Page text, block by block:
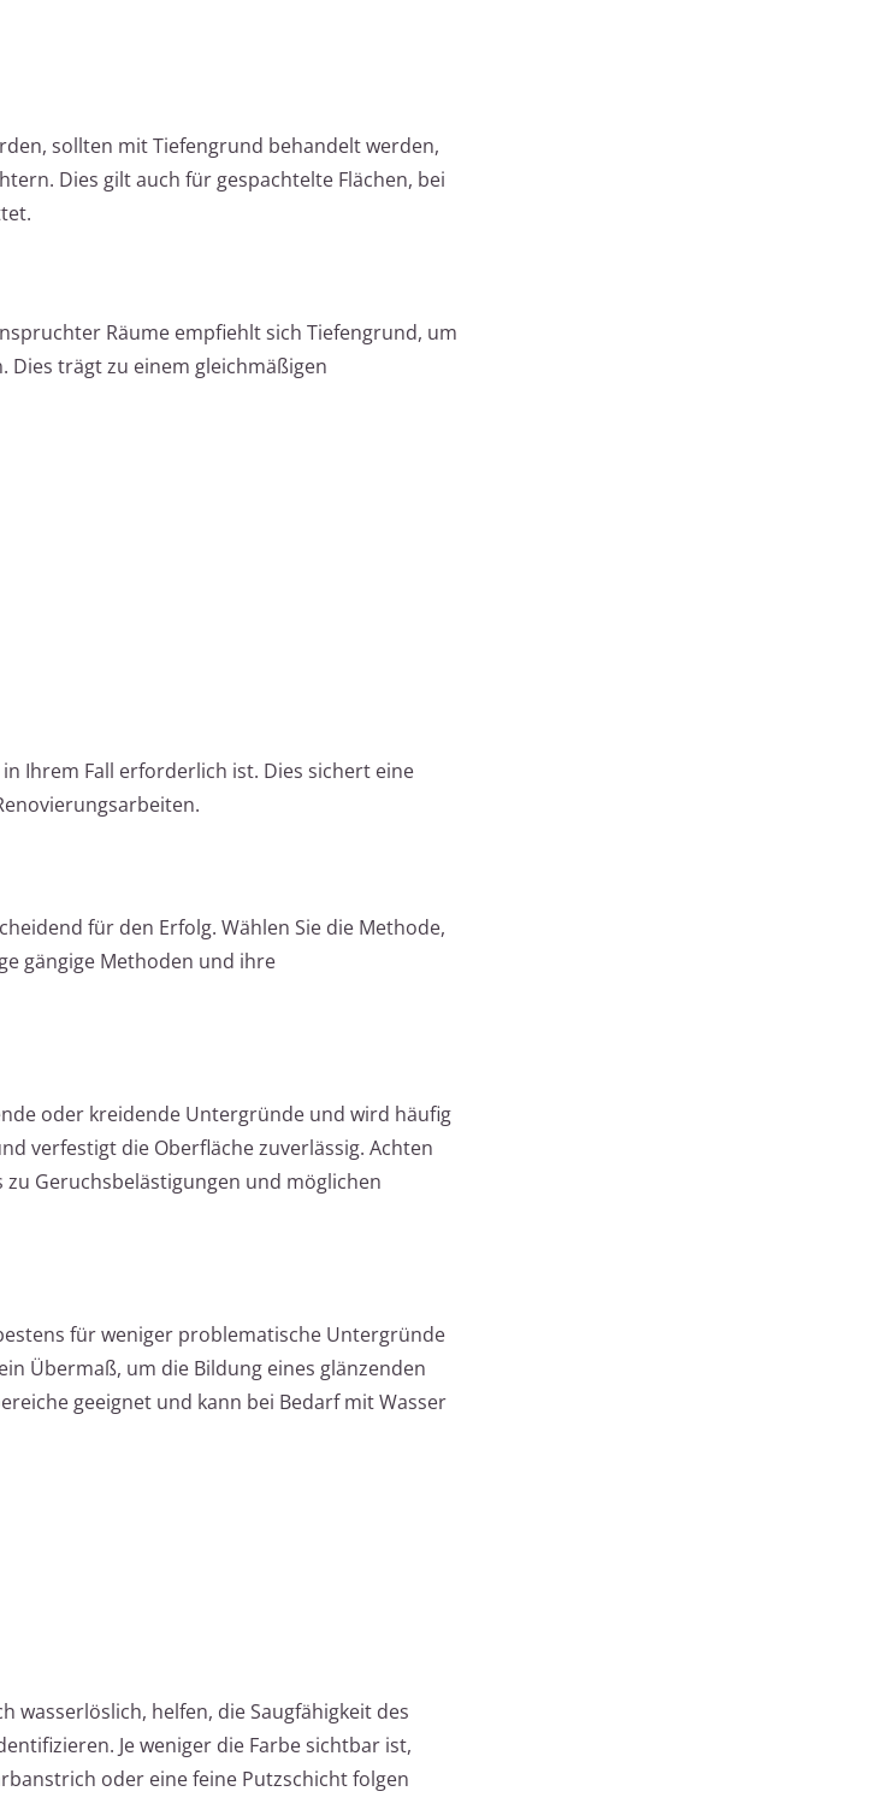
sollten mit Tiefengrund behandelt werden,
Dies gilt auch für gespachtelte Flächen, bei
Räume empfiehlt sich Tiefengrund, um
Dies trägt zu einem gleichmäßigen
Ihrem Fall erforderlich ist. Dies sichert eine
für den Erfolg. Wählen Sie die Methode,
gängige Methoden und ihre
oder kreidende Untergründe und wird häufig
verfestigt die Oberfläche zuverlässig. Achten
Geruchsbelästigungen und möglichen
für weniger problematische Untergründe
Übermaß, um die Bildung eines glänzenden
geeignet und kann bei Bedarf mit Wasser
wasserlöslich, helfen, die Saugfähigkeit des
Je weniger die Farbe sichtbar ist,
oder eine feine Putzschicht folgen